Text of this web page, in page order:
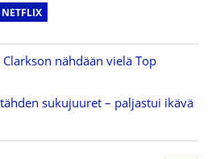
NETFLIX
nähdään vielä Top
sukujuuret – paljastui ikävä